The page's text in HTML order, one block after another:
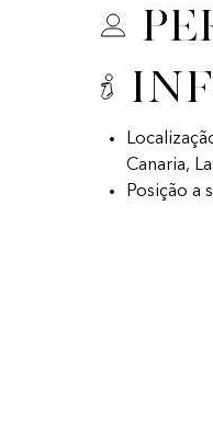
Canaria,
Posição a